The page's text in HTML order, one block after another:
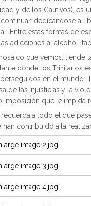
y de los Cautivos), es
continúan dedicándose a
Entre estas formas de
adicciones al alcohol,
que vemos, tiende
donde los Trinitarios
perseguidos en el mundo.
de las injusticias y la
imposición que le impida
recuerda a todo el que
contribuido a la